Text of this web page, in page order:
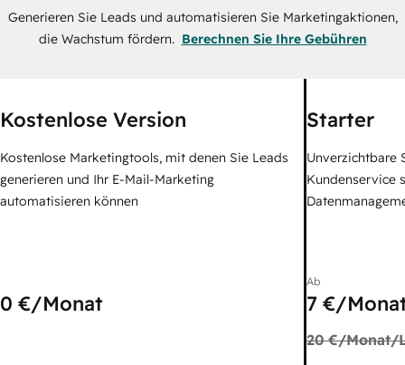
Generieren Sie Leads und automatisieren Sie Marketingaktionen,
die Wachstum fördern. Berechnen Sie Ihre Gebühren
Kostenlose Version
Kostenlose Marketingtools, mit denen Sie Leads
generieren und Ihr E-Mail-Marketing
automatisieren können
0 €/Monat
Starter
Unverzichtbare
Kundenservice
Ab
7 €/
20 €/Monat/